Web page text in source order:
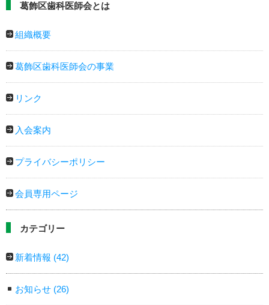
葛飾区歯科医師会とは
組織概要
葛飾区歯科医師会の事業
リンク
入会案内
プライバシーポリシー
会員専用ページ
カテゴリー
新着情報 (42)
お知らせ (26)